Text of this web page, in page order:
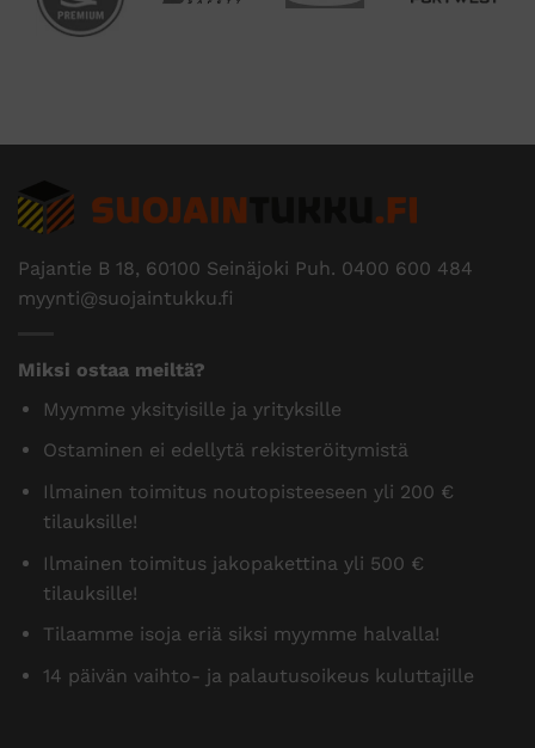
Pajantie B 18, 60100 Seinäjoki Puh. 0400 600 484
myynti@suojaintukku.fi
Miksi ostaa meiltä?
Myymme yksityisille ja yrityksille
Ostaminen ei edellytä rekisteröitymistä
Ilmainen toimitus noutopisteeseen yli 200 €
tilauksille!
Ilmainen toimitus jakopakettina yli 500 €
tilauksille!
Tilaamme isoja eriä siksi myymme halvalla!
14 päivän vaihto- ja palautusoikeus kuluttajille